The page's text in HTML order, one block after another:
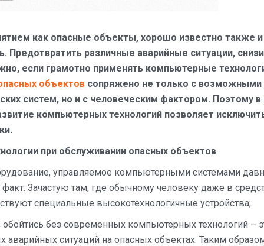
как опасные объекты, хорошо известно также и
Предотвратить различные аварийные ситуации,
если грамотно применять компьютерные
объектов сопряжено не только с возможными
систем, но и с человеческим фактором. Поэтому
компьютерных технологий позволяет
при обслуживании опасных объектов
управляемое компьютерными системами
Зачастую там, где обычному человеку даже в
специальные высокотехнологичные устройства;
обойтись без современных компьютерных технологий –
аварийных ситуаций на опасных объектах. Таким